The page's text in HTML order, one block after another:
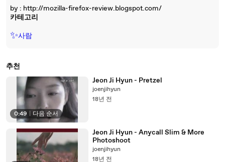
by : http://mozilla-firefox-review.blogspot.com/
카테고리
✨사람
추천
0:49 다음 순서
Jeon Ji Hyun - Pretzel
joenjihyun
18년 전
Jeon Ji Hyun - Anycall Slim & More
Photoshoot
joenjihyun
18년 전